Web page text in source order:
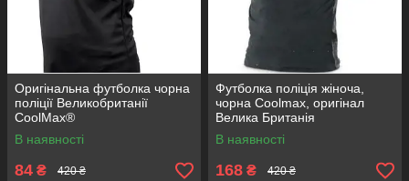
Оригінальна футболка чорна
поліції Великобританії
CoolMax®
В наявності
84 ₴ 420 ₴
Футболка поліція жіноча,
чорна Coolmax, оригінал
Велика Британія
В наявності
168 ₴ 420 ₴